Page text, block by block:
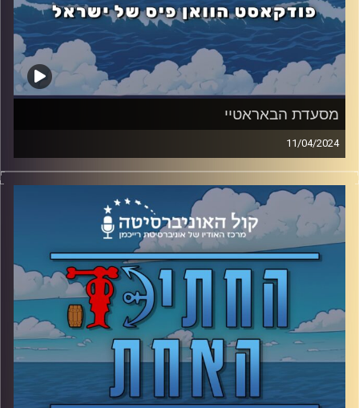
מסעדת הבאראטיי
11/04/2024
מתן ועידן מבקרים במסעדה הכי טעימה בים ופוגשים את
סאנג'י, הטבח עם הגבה המסולסלת.
קרדיט תמונות: אסי ביטון